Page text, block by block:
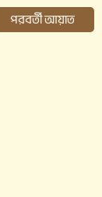
পরবর্তী আয়াত